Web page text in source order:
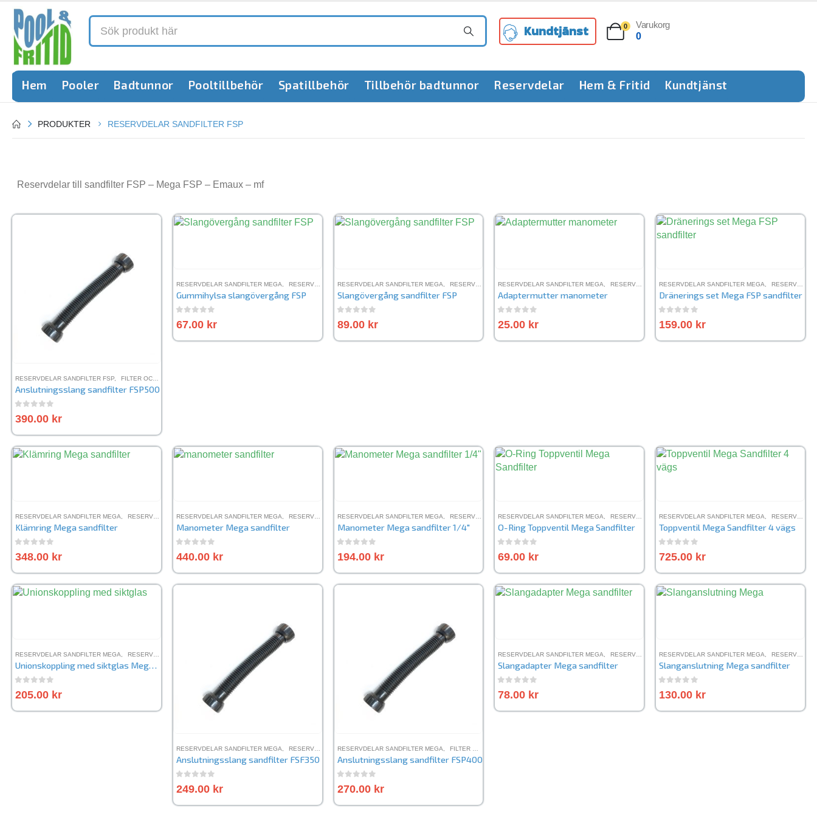
Kundtjänst 0
Varukorg
0
Hem Pooler Badtunnor Pooltillbehör Spatillbehör Tillbehör badtunnor Reservdelar Hem & Fritid Kundtjänst
PRODUKTER RESERVDELAR SANDFILTER FSP
Reservdelar till sandfilter FSP – Mega FSP – Emaux – mf
RESERVDELAR SANDFILTER FSP FILTER OCH RENING
Anslutningsslang sandfilter FSP500
out of 5
390.00 kr
RESERVDELAR SANDFILTER MEGA RESERVDELAR SANDFILTER FSP
Gummihylsa slangövergång FSP
out of 5
67.00 kr
RESERVDELAR SANDFILTER MEGA RESERVDELAR SANDFILTER FSP
Slangövergång sandfilter FSP
out of 5
89.00 kr
RESERVDELAR SANDFILTER MEGA RESERVDELAR SANDFILTER FSP , RESERVDELAR SANDFILTER MFV
Adaptermutter manometer
out of 5
25.00 kr
RESERVDELAR SANDFILTER MEGA RESERVDELAR SANDFILTER FSP
Dränerings set Mega FSP sandfilter
out of 5
159.00 kr
RESERVDELAR SANDFILTER MEGA RESERVDELAR SANDFILTER FSP
Klämring Mega sandfilter
out of 5
348.00 kr
RESERVDELAR SANDFILTER MEGA RESERVDELAR SANDFILTER FSP , RESERVDELAR SANDFILTER MFV
Manometer Mega sandfilter
out of 5
440.00 kr
RESERVDELAR SANDFILTER MEGA RESERVDELAR SANDFILTER FSP , RESERVDELAR SANDFILTER MFV
Manometer Mega sandfilter 1/4″
out of 5
194.00 kr
RESERVDELAR SANDFILTER MEGA RESERVDELAR SANDFILTER FSP
O-Ring Toppventil Mega Sandfilter
out of 5
69.00 kr
RESERVDELAR SANDFILTER MEGA RESERVDELAR SANDFILTER FSP
Toppventil Mega Sandfilter 4 vägs
out of 5
725.00 kr
RESERVDELAR SANDFILTER MEGA RESERVDELAR SANDFILTER FSP RESERVDELAR SANDFILTER MFV
Unionskoppling med siktglas Mega sandfilter
out of 5
205.00 kr
RESERVDELAR SANDFILTER MEGA RESERVDELAR SANDFILTER FSP
Anslutningsslang sandfilter FSF350
out of 5
249.00 kr
RESERVDELAR SANDFILTER MEGA FILTER OCH RENING
Anslutningsslang sandfilter FSP400
out of 5
270.00 kr
RESERVDELAR SANDFILTER MEGA RESERVDELAR SANDFILTER FSP
Slangadapter Mega sandfilter
out of 5
78.00 kr
RESERVDELAR SANDFILTER MEGA RESERVDELAR SANDFILTER FSP
Slanganslutning Mega sandfilter
out of 5
130.00 kr